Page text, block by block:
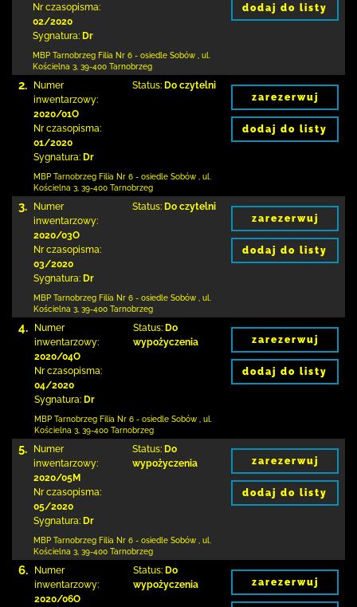
Nr czasopisma:
02/2020
Sygnatura: Dr
MBP Tarnobrzeg Filia Nr 6 - osiedle Sobów
ul.
Kościelna 3 39-400 Tarnobrzeg
dodaj do listy
2.
Numer
inwentarzowy:
2020/01O
Nr czasopisma:
01/2020
Sygnatura: Dr
Status: Do czytelni
MBP Tarnobrzeg Filia Nr 6 - osiedle Sobów
ul.
Kościelna 3 39-400 Tarnobrzeg
zarezerwuj
dodaj do listy
3.
Numer
inwentarzowy:
2020/03O
Nr czasopisma:
03/2020
Sygnatura: Dr
Status: Do czytelni
MBP Tarnobrzeg Filia Nr 6 - osiedle Sobów
ul.
Kościelna 3 39-400 Tarnobrzeg
zarezerwuj
dodaj do listy
4.
Numer
inwentarzowy:
2020/04O
Nr czasopisma:
04/2020
Sygnatura: Dr
Status: Do
wypożyczenia
MBP Tarnobrzeg Filia Nr 6 - osiedle Sobów
ul.
Kościelna 3 39-400 Tarnobrzeg
zarezerwuj
dodaj do listy
5.
Numer
inwentarzowy:
2020/05M
Nr czasopisma:
05/2020
Sygnatura: Dr
Status: Do
wypożyczenia
MBP Tarnobrzeg Filia Nr 6 - osiedle Sobów
ul.
Kościelna 3 39-400 Tarnobrzeg
zarezerwuj
dodaj do listy
6.
Numer
inwentarzowy:
2020/06O
Status: Do
wypożyczenia
zarezerwuj